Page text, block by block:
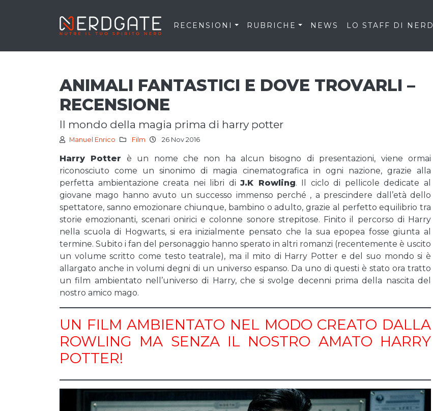
RECENSIONI RUBRICHE NEWS LO STAFF DI
ANIMALI FANTASTICI E DOVE TROVARLI –
RECENSIONE
il mondo della magia prima di harry potter
Manuel Enrico Film 26 Nov 2016
Harry Potter è un nome che non ha alcun bisogno di presentazioni, viene ormai
riconosciuto come un sinonimo di magia cinematografica in ogni nazione, grazie alla
perfetta ambientazione creata nei libri diJ.K Rowling. Il ciclo di pellicole dedicate al
giovane mago hanno avuto un successo immenso perché , a prescindere dall’età dello
spettatore, sanno emozionare chiunque, bambino o adulto, grazie al perfetto equilibrio tra
storie emozionanti, scenari onirici e colonne sonore strepitose. Finito il percorso di Harry
nella scuola di Hogwarts, si era inizialmente pensato che la sua epopea fosse giunta al
termine. Subito i fan del personaggio hanno sperato in altri romanzi (recentemente è uscito
un volume scritto come testo teatrale), ma il mito di Harry Potter e del suo mondo si è
allargato anche in volumi degni di un universo espanso. Da uno di questi è stato ora tratto
un film ambientato nell’universo di Harry, che si svolge decenni prima della nascita del
nostro amico mago.
UN FILM AMBIENTATO NEL MODO CREATO DALLA
ROWLING MA SENZA IL NOSTRO AMATO HARRY
POTTER!